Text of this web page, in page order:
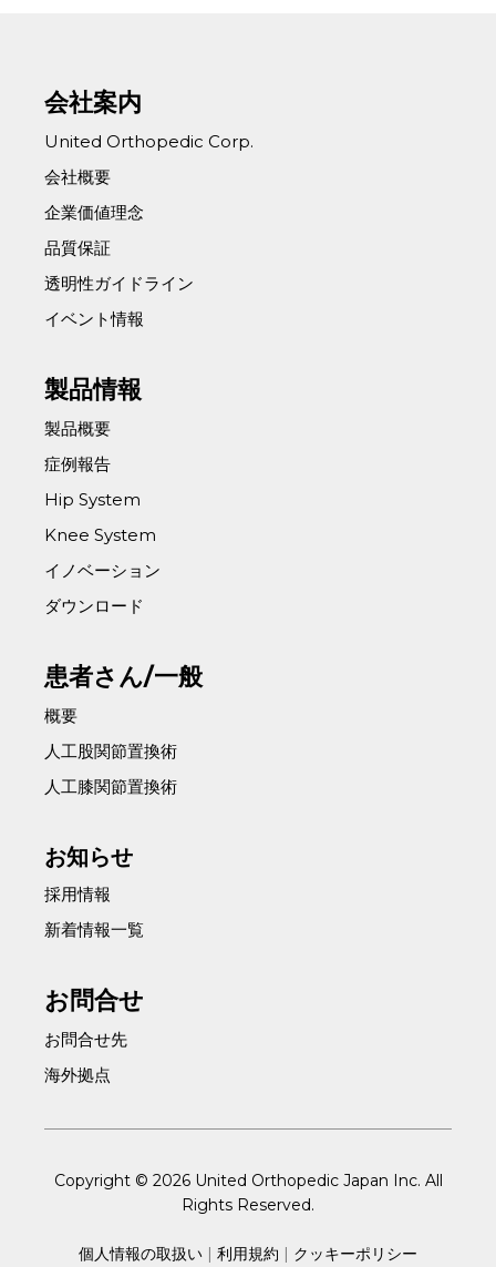
会社案内
United Orthopedic Corp.
会社概要
企業価値理念
品質保証
透明性ガイドライン
イベント情報
製品情報
製品概要
症例報告
Hip System
Knee System
イノベーション
ダウンロード
患者さん/一般
概要
人工股関節置換術
人工膝関節置換術
お知らせ
採用情報
新着情報一覧
お問合せ
お問合せ先
海外拠点
Copyright © 2026 United Orthopedic Japan Inc. All
Rights Reserved.
個人情報の取扱い | 利用規約 | クッキーポリシー